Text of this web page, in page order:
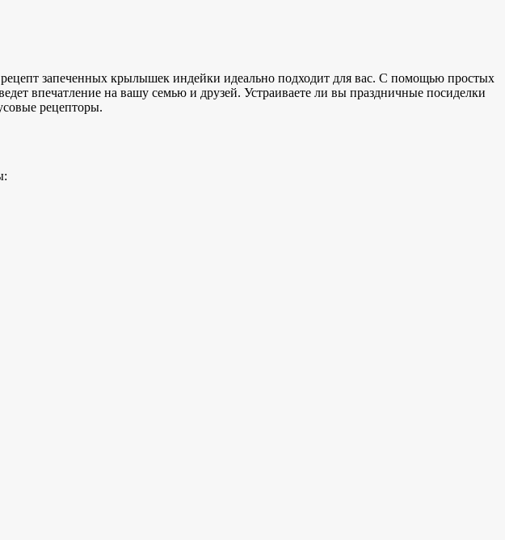
рецепт запеченных крылышек индейки идеально подходит для вас. С помощью простых
впечатление на вашу семью и друзей. Устраиваете ли вы праздничные посиделки
рецепторы.